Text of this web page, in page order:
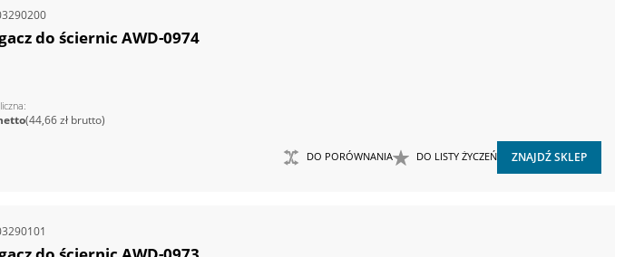
do ściernic AWD-0974
44,66 zł
DO LISTY ŻYCZEŃ
DO PORÓWNANIA ZNAJDŹ SKLEP